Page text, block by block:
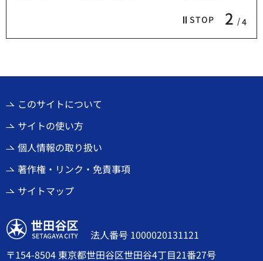
STOP 3 4
このサイトについて
サイトの使い方
個人情報の取り扱い
著作権・リンク・免責事項
サイトマップ
世田谷区
法人番号 1000020131121
〒154-8504 東京都世田谷区世田谷4丁目21番27号